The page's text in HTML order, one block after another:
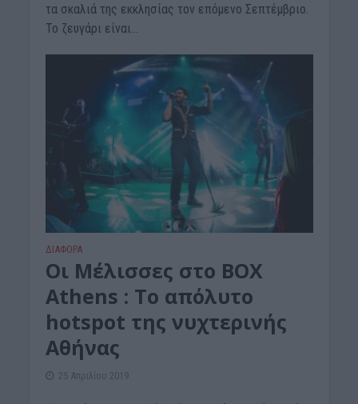
τα σκαλιά της εκκλησίας τον επόμενο Σεπτέμβριο.
Το ζευγάρι είναι...
ΔΙΆΦΟΡΑ
Oι Μέλισσες στο BOX
Athens : Το απόλυτο
hotspot της νυχτερινής
Αθήνας
25 Απριλίου 2019